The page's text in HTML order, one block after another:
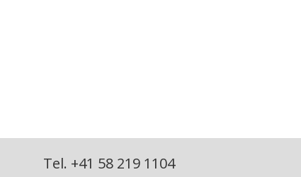
Tel. +41 58 219 1104